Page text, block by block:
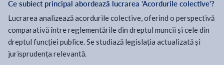
Ce subiect principal abordează lucrarea 'Acordurile colective'?
Lucrarea analizează acordurile colective, oferind o perspectivă
comparativă între reglementările din dreptul muncii și cele din
dreptul funcției publice. Se studiază legislația actualizată și
jurisprudența relevantă.